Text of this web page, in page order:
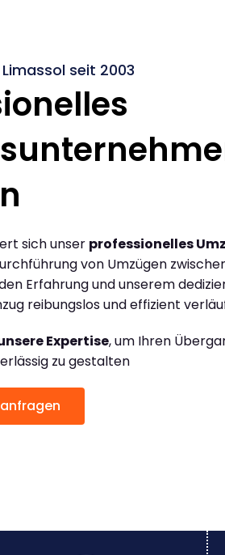
seit 2003
sich unser professionelles
von Umzügen
Erfahrung und unserem
reibungslos und effizient
Expertise, um Ihren
zu gestalten